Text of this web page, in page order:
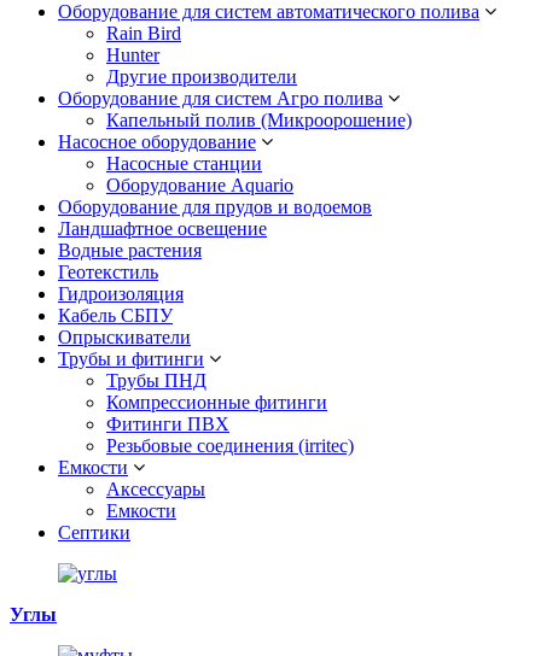
Оборудование для систем автоматического полива
Rain Bird
Hunter
Другие производители
Оборудование для систем Агро полива
Капельный полив (Микроорошение)
Насосное оборудование
Насосные станции
Оборудование Aquario
Оборудование для прудов и водоемов
Ландшафтное освещение
Водные растения
Геотекстиль
Гидроизоляция
Кабель СБПУ
Опрыскиватели
Трубы и фитинги
Трубы ПНД
Компрессионные фитинги
Фитинги ПВХ
Резьбовые соединения (irritec)
Емкости
Аксессуары
Емкости
Септики
Углы